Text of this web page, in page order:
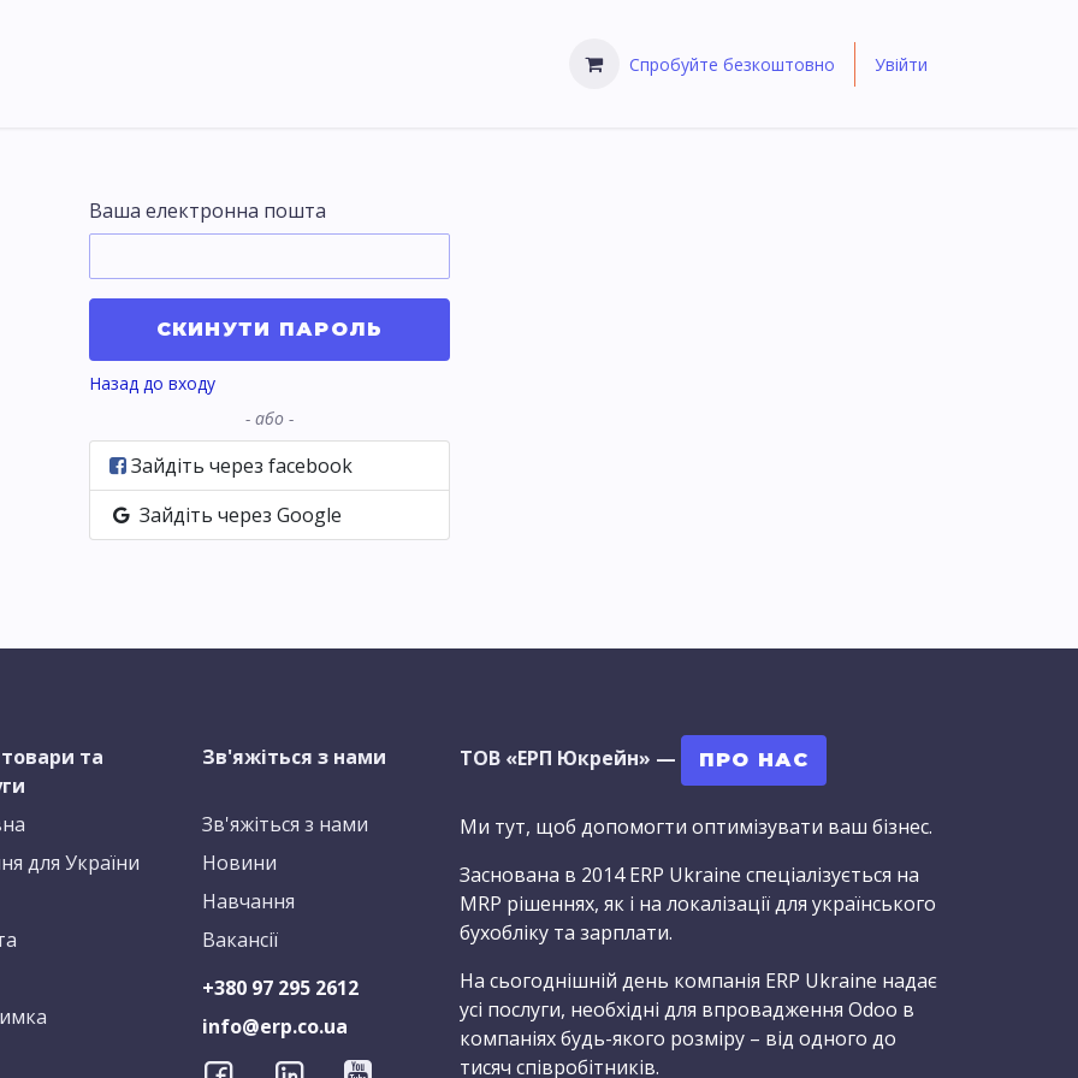
Спробуйте безкоштовно Увійти
Ваша електронна пошта
СКИНУТИ ПАРОЛЬ
Назад до входу
- або -
Зайдіть через facebook
Зайдіть через Google
та
для України
Зв'яжіться з нами
Зв'яжіться з нами
Новини
Навчання
Вакансії
+380 97 295 2612
info@erp.co.ua
ТОВ «ЕРП Юкрейн» — ПРО НАС
Ми тут, щоб допомогти оптимізувати ваш бізнес.
Заснована в 2014 ERP Ukraine спеціалізується на
MRP рішеннях, як і на локалізації для українського
бухобліку та зарплати.
На сьогоднішній день компанія ERP Ukraine надає
усі послуги, необхідні для впровадження Odoo в
компаніях будь-якого розміру – від одного до
тисяч співробітників.